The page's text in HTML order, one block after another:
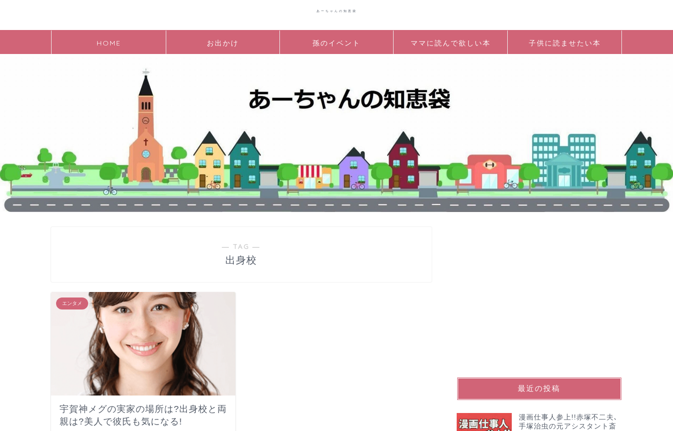
あーちゃんの知恵袋
HOME お出かけ 孫のイベント ママに読んで欲しい本 子供に読ませたい本
― TAG ―
出身校
エンタメ
宇賀神メグの実家の場所は?出身校と両
親は?美人で彼氏も気になる!
最近の投稿
漫画仕事人参上!!赤塚不二夫､
手塚治虫の元アシスタント斎